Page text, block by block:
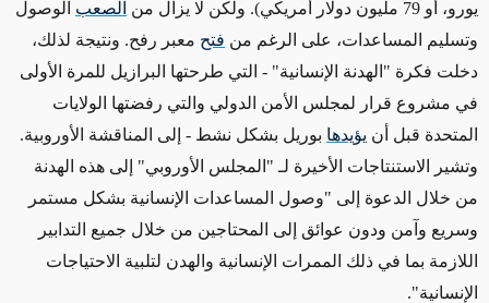
يورو، أو 79 مليون دولار أمريكي).
ولكن لا يزال من الصعب الوصول
وتسليم المساعدات، على الرغم من فتح معبر رفح. ونتيجة لذلك،
دخلت فكرة "الهدنة الإنسانية" - التي طرحتها البرازيل للمرة الأولى
في مشروع قرار لمجلس الأمن الدولي والتي رفضتها الولايات
المتحدة قبل أن يؤيدها بوريل بشكل نشط - إلى المناقشة الأوروبية.
وتشير الاستنتاجات الأخيرة لـ "المجلس الأوروبي" إلى هذه الهدنة
من خلال الدعوة إلى "وصول المساعدات الإنسانية بشكل مستمر
وسريع وآمن ودون عوائق إلى المحتاجين من خلال جميع التدابير
اللازمة بما في ذلك الممرات الإنسانية والهدن لتلبية الاحتياجات
الإنسانية".